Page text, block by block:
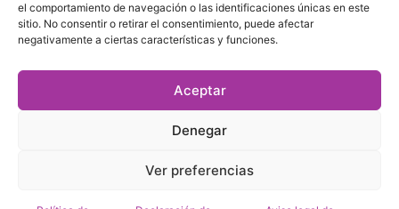
el comportamiento de navegación o las identificaciones únicas en este
sitio. No consentir o retirar el consentimiento, puede afectar
negativamente a ciertas características y funciones.
Aceptar
Denegar
Ver preferencias
En Marketin.es encontrarás la más actualizada y veraz
información sobre el mundo del marketing; consejos
SÍGUENOS